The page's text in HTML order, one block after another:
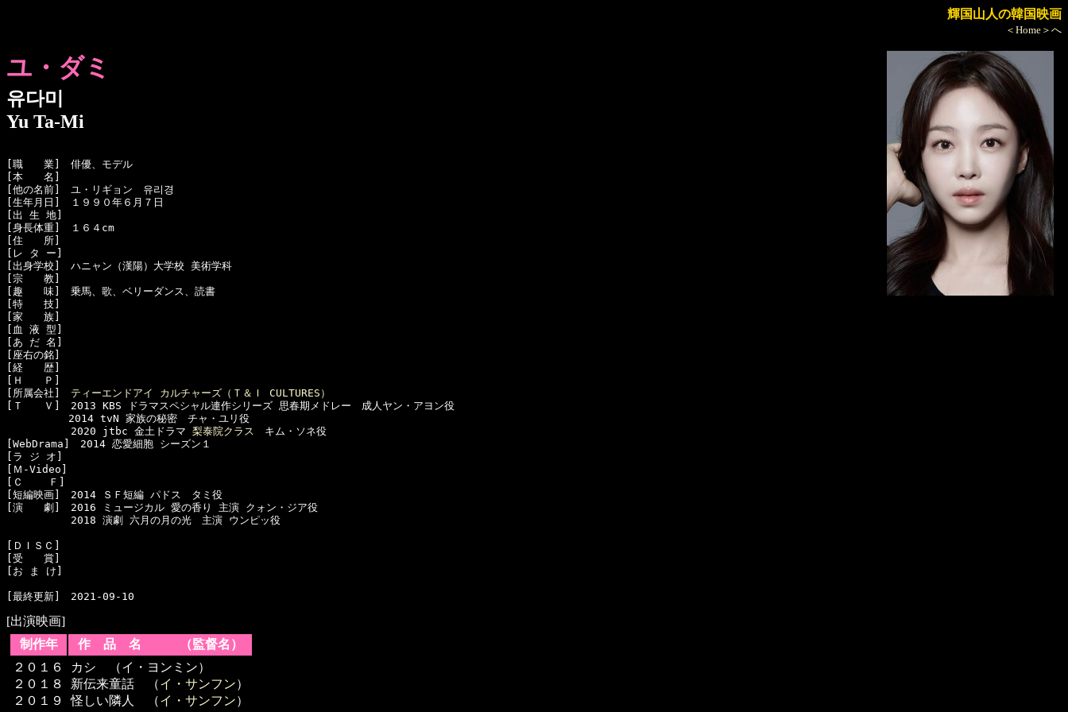
輝国山人の韓国映画
＜Home＞へ
ユ・ダミ
유다미
Yu Ta-Mi
[職　　業]　俳優、モデル
[本　　名]
[他の名前]　ユ・リギョン　유리경
[生年月日]　１９９０年６月７日
[出 生 地]
[身長体重]　１６４cm
[住　　所]
[レ タ ー]
[出身学校]　ハニャン（漢陽）大学校 美術学科
[宗　　教]
[趣　　味]　乗馬、歌、ベリーダンス、読書
[特　　技]
[家　　族]
[血 液 型]
[あ だ 名]
[座右の銘]
[経　　歴]
[Ｈ　　Ｐ]
[所属会社] ティーエンドアイ カルチャーズ（Ｔ＆Ｉ CULTURES）
[Ｔ　　Ｖ]　2013 KBS ドラマスペシャル連作シリーズ 思春期メドレー　成人ヤン・アヨン役
2014 tvN 家族の秘密　チャ・ユリ役
  　　　　　2020 jtbc 金土ドラマ
梨泰院クラス キム・ソネ役
[WebDrama]　2014 恋愛細胞 シーズン１
[ラ ジ オ]
[Ｍ-Video]
[Ｃ    Ｆ]
[短編映画]　2014 ＳＦ短編 パドス　タミ役
[演　　劇]　2016 ミュージカル 愛の香り 主演 クォン・ジア役
  　　　　　2018 演劇 六月の月の光　主演 ウンピッ役
[ＤＩＳＣ]
[受　　賞]
[お ま け]
[出演映画]
制作年
作 品 名 （監督名）
２０１６
２０１８
２０１９
カシ （イ・ヨンミン）
新伝来童話 （イ・サンフン）
怪しい隣人 （イ・サンフン）